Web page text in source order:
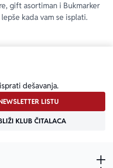
gift asortiman i Bukmarker
kada vam se isplati.
dešavanja.
LISTU
KLUB ČITALACA